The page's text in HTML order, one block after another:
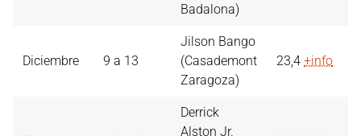
Badalona)
Diciembre 9 a 13
Jilson Bango
(Casademont
Zaragoza)
23,4 +info
Derrick
Alston Jr.